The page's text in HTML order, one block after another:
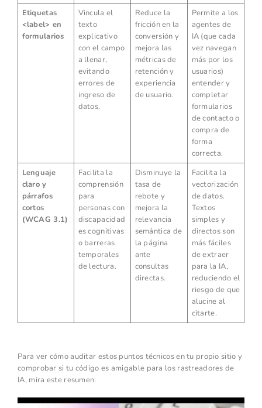
Etiquetas
<label> en
formularios
Vincula el
texto
explicativo
con el campo
a llenar,
evitando
errores de
ingreso de
datos.
Reduce la
fricción en la
conversión y
mejora las
métricas de
retención y
experiencia
de usuario.
Permite a los
agentes de
IA (que cada
vez navegan
más por los
usuarios)
entender y
completar
formularios
de contacto o
compra de
forma
correcta.
Lenguaje
claro y
párrafos
cortos
(WCAG 3.1)
Facilita la
comprensión
para
personas con
discapacidad
es cognitivas
o barreras
temporales
de lectura.
Disminuye la
tasa de
rebote y
mejora la
relevancia
semántica de
la página
ante
consultas
directas.
Facilita la
vectorización
de datos.
Textos
simples y
directos son
más fáciles
de extraer
para la IA,
reduciendo el
riesgo de que
alucine al
citarte.
Para ver cómo auditar estos puntos técnicos en tu propio sitio y
comprobar si tu código es amigable para los rastreadores de
IA, mira este resumen: